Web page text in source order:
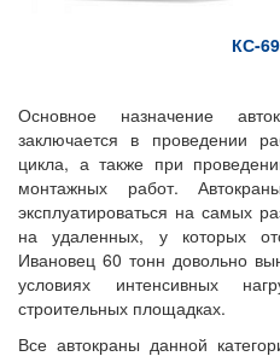
КС-
Основное назначение
заключается в проведении
цикла, а также при
монтажных работ.
эксплуатироваться на самых
на удаленных, у которых
Ивановец 60 тонн довольно
условиях интенсивных
строительных площадках.
Все автокраны данной